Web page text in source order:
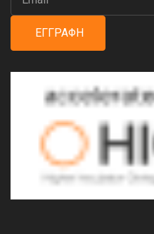
ΕΓΓΡΑΦΉ